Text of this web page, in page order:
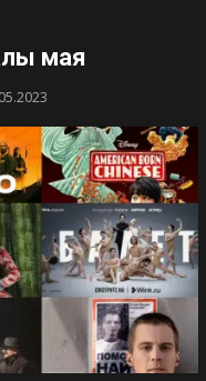
мая